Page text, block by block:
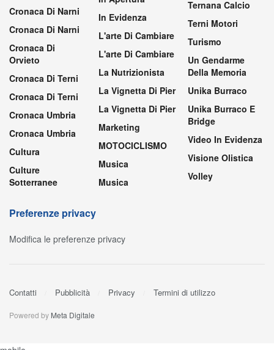
Cronaca Di Narni
Cronaca Di Narni
Cronaca Di
Orvieto
Cronaca Di Terni
Cronaca Di Terni
Cronaca Umbria
Cronaca Umbria
Cultura
Culture
Sotterranee
In Evidenza
L'arte Di Cambiare
L'arte Di Cambiare
La Nutrizionista
La Vignetta Di Pier
La Vignetta Di Pier
Marketing
MOTOCICLISMO
Musica
Musica
Ternana Calcio
Terni Motori
Turismo
Un Gendarme
Della Memoria
Unika Burraco
Unika Burraco E
Bridge
Video In Evidenza
Visione Olistica
Volley
Preferenze privacy
Modifica le preferenze privacy
Contatti Pubblicità Privacy Termini di utilizzo
Powered by Meta Digitale